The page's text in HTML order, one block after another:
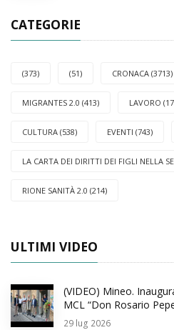
CATEGORIE
(373) (51) CRONACA (3713)
MIGRANTES 2.0 (413) LAVORO
CULTURA (538) EVENTI (743)
LA CARTA DEI DIRITTI DEI FIGLI NELLA
RIONE SANITÀ 2.0 (214)
ULTIMI VIDEO
(VIDEO) Mineo.
MCL “Don Rosario
29 lug 2026